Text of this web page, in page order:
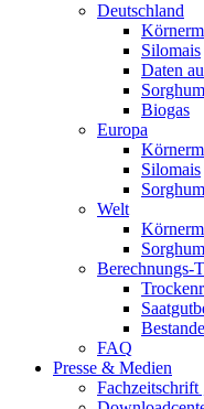
Deutschland
Silomais
Daten
Sorghum
Biogas
Europa
Silomais
Sorghum
Welt
Sorghum
Berechnungs-
FAQ
Presse & Medien
Fachzeitschrift